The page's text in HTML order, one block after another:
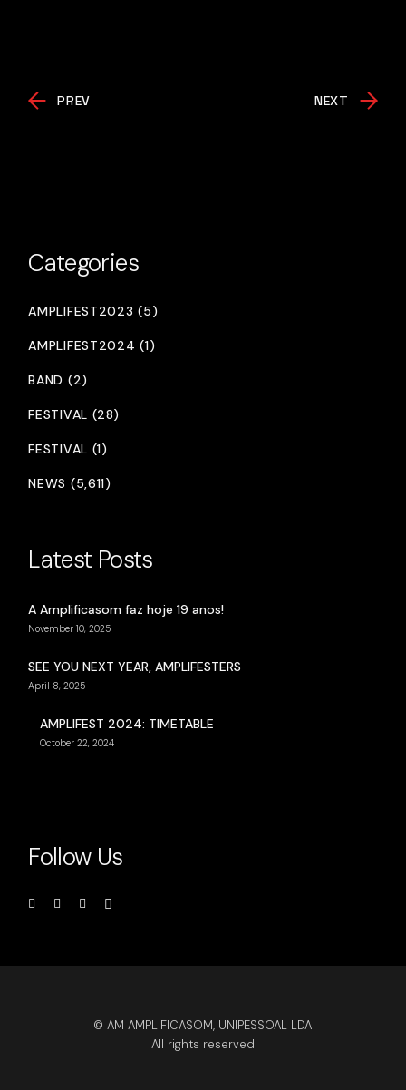
PREV NEXT
Categories
AMPLIFEST2023 (5)
AMPLIFEST2024 (1)
BAND (2)
FESTIVAL (28)
FESTIVAL (1)
NEWS (5,611)
Latest Posts
A Amplificasom faz hoje 19 anos!
November 10, 2025
SEE YOU NEXT YEAR, AMPLIFESTERS
April 8, 2025
AMPLIFEST 2024: TIMETABLE
October 22, 2024
Follow Us
© AM AMPLIFICASOM, UNIPESSOAL LDA
All rights reserved